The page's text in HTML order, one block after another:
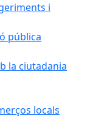
i
pública
la ciutadania
locals